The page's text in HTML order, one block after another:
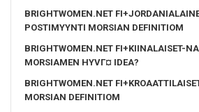
BRIGHTWOMEN.NET
POSTIMYYNTI MORSIAN DEFINITIOM
BRIGHTWOMEN.NET FI+KIINALAISET-
MORSIAMEN HYVГ¤ IDEA?
BRIGHTWOMEN.NET
MORSIAN DEFINITIOM